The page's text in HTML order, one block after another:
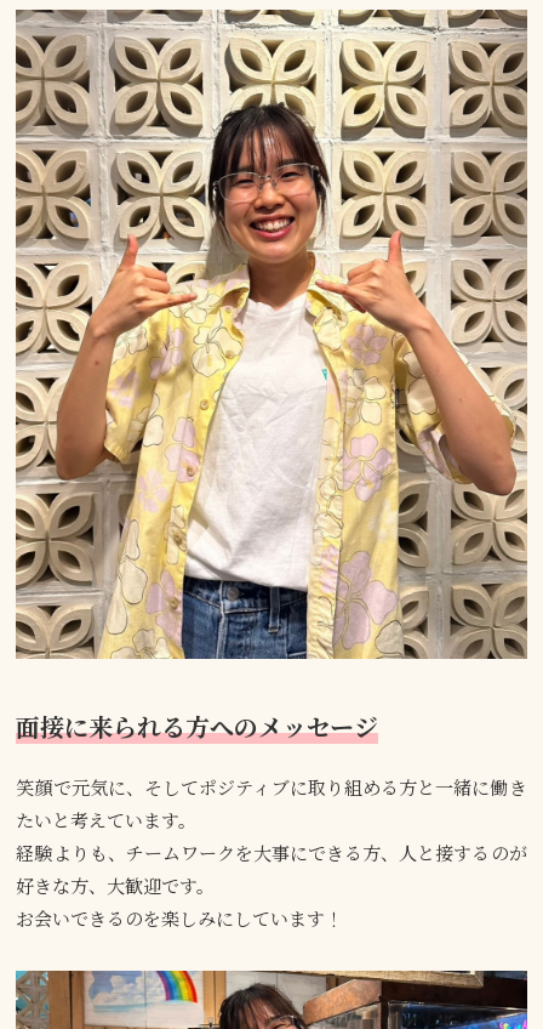
面接に来られる方へのメッセージ
笑顔で元気に、そしてポジティブに取り組める方と一緒に働き
たいと考えています。
経験よりも、チームワークを大事にできる方、人と接するのが
好きな方、大歓迎です。
お会いできるのを楽しみにしています！